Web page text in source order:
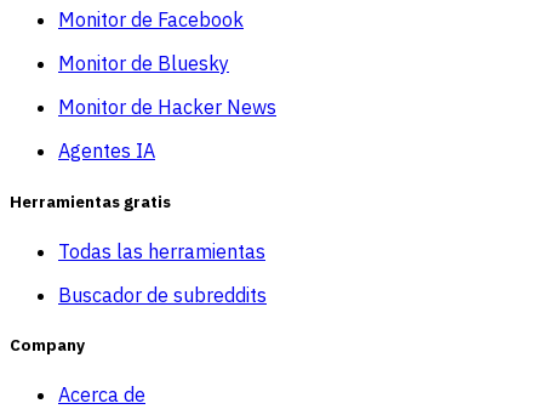
Monitor de Facebook
Monitor de Bluesky
Monitor de Hacker News
Agentes IA
Herramientas gratis
Todas las herramientas
Buscador de subreddits
Company
Acerca de